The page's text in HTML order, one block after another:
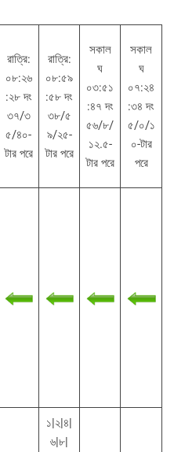
রাত্রি:
০৮:২৬
:২৮ দং
৩৭/৩
৫/৪০-
টার পরে
রাত্রি:
০৮:৫৯
:৫৮ দং
৩৮/৫
৯/২৫-
টার পরে
সকাল
ঘ
০৩:৫১
:৪৭ দং
৫৬/৮/
১২.৫-
টার পরে
সকাল
ঘ
০৭:২৪
:৩৪ দং
৫/০/১
০-টার
পরে
১|২|৪|
৬|৮|